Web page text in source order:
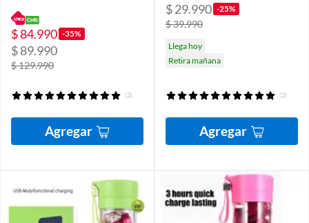
$ 84.990 -35%
$ 89.990
$ 129.990
(2)
Agregar
$ 29.990 -25%
$ 39.990
Llega hoy
Retira mañana
(2)
Agregar